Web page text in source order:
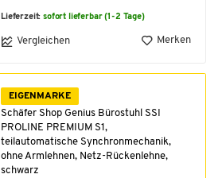
Lieferzeit:sofort lieferbar (1-2 Tage)
Vergleichen Merken
EIGENMARKE
Schäfer Shop Genius Bürostuhl SSI
PROLINE PREMIUM S1,
teilautomatische Synchronmechanik,
ohne Armlehnen, Netz-Rückenlehne,
schwarz